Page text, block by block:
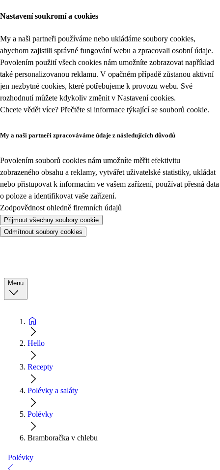
Nastavení soukromí a cookies
My a naši partneři používáme nebo ukládáme soubory cookies,
abychom zajistili správné fungování webu a zpracovali osobní údaje.
Povolením použití všech cookies nám umožníte zobrazovat například
také personalizovanou reklamu. V opačném případě zůstanou aktivní
jen nezbytné cookies, které potřebujeme k provozu webu. Své
rozhodnutí můžete kdykoliv změnit v Nastavení cookies.
Chcete vědět více? Přečtěte si informace týkající se souborů cookie.
My a naši partneři zpracováváme údaje z následujících důvodů
Povolením souborů cookies nám umožníte měřit efektivitu
zobrazeného obsahu a reklamy, vytvářet uživatelské statistiky, ukládat
nebo přistupovat k informacím ve vašem zařízení, používat přesná data
o poloze a identifikovat vaše zařízení.
Zodpovědnost ohledně firemních údajů
Přijmout všechny soubory cookie
Odmítnout soubory cookies
Menu
Hello
Recepty
Polévky a saláty
Polévky
Bramboračka v chlebu
Polévky